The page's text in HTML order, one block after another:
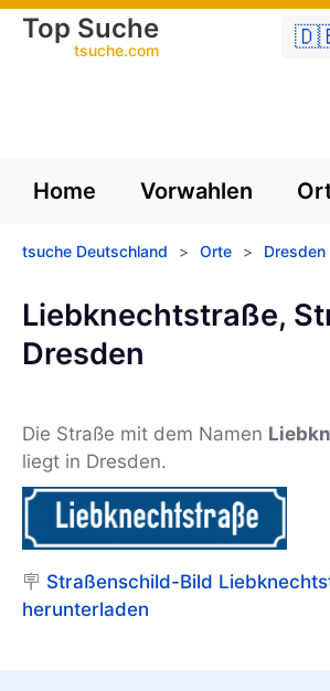
Top Suche
tsuche.com
Home Vorwahlen
tsuche Deutschland > Orte > Dresden
Liebknechtstraße,
Dresden
Die Straße mit dem Namen
liegt in Dresden.
🪧 Straßenschild-Bild
herunterladen